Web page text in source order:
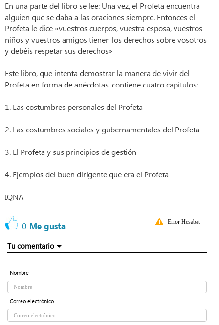
En una parte del libro se lee: Una vez, el Profeta encuentra
alguien que se daba a las oraciones siempre. Entonces el
Profeta le dice «vuestros cuerpos, vuestra esposa, vuestros
niños y vuestros amigos tienen los derechos sobre vosotros
y debéis respetar sus derechos»
Este libro, que intenta demostrar la manera de vivir del
Profeta en forma de anécdotas, contiene cuatro capítulos:
1. Las costumbres personales del Profeta
2. Las costumbres sociales y gubernamentales del Profeta
3. El Profeta y sus principios de gestión
4. Ejemplos del buen dirigente que era el Profeta
IQNA
0 Me gusta Error Hesabat
Tu comentario
Nombre
Correo electrónico